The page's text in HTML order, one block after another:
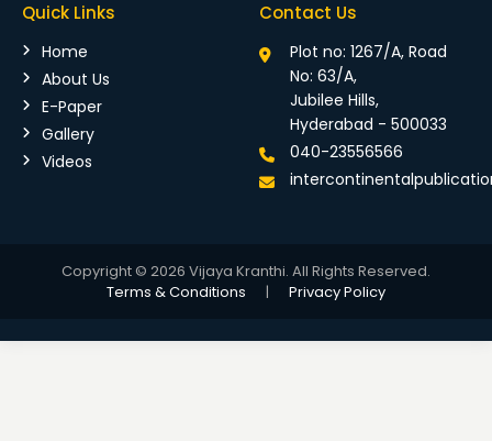
Quick Links
Home
About Us
E-Paper
Gallery
Videos
Contact Us
Plot no: 1267/A, Road
No: 63/A,
Jubilee Hills,
Hyderabad - 500033
040-23556566
Copyright © 2026 Vijaya Kranthi. All Rights Reserved.
Terms & Conditions
| Privacy Policy